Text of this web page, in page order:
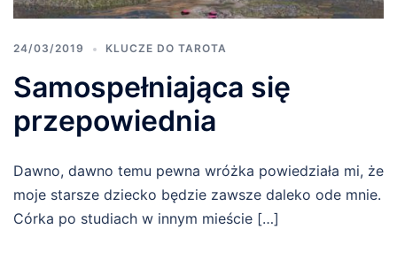
24/03/2019 KLUCZE DO TAROTA
Samospełniająca się
przepowiednia
Dawno, dawno temu pewna wróżka powiedziała mi, że
moje starsze dziecko będzie zawsze daleko ode mnie.
Córka po studiach w innym mieście […]